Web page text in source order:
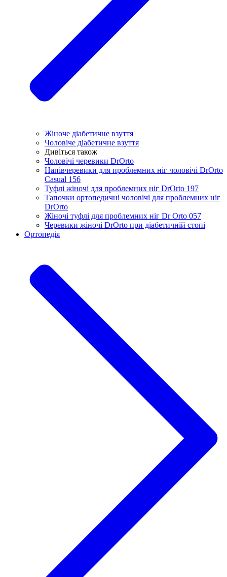
Жіноче діабетичне взуття
Чоловіче діабетичне взуття
Дивіться також
Чоловічі черевики DrOrto
Напівчеревики для проблемних ніг чоловічі DrOrto
Casual 156
Туфлі жіночі для проблемних ніг DrOrto 197
Тапочки ортопедичні чоловічі для проблемних ніг
DrOrtо
Жіночі туфлі для проблемних ніг Dr Orto 057
Черевики жіночі DrOrto при діабетичній стопі
Ортопедія